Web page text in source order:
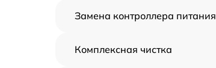
Замена контроллера питания
Комплексная чистка